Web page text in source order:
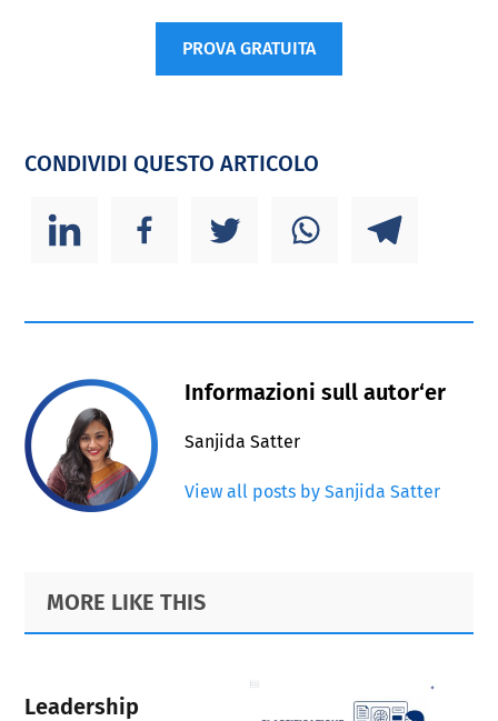
PROVA GRATUITA
CONDIVIDI QUESTO ARTICOLO
Informazioni sull autor‘er
Sanjida Satter
View all posts by Sanjida Satter
Primary
Sidebar
Footer
MORE LIKE THIS
Leadership